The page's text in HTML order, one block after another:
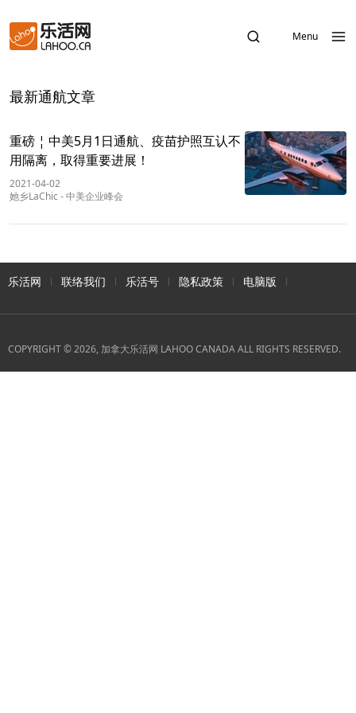
Menu
最新通航文章
重磅 ¦ 中美5月1日通航、疫苗护照互认不
用隔离，取得重要进展！
2021-04-02
她乡LaChic -中美企业峰会
乐活网 联络我们 乐活号 隐私政策 电脑版
COPYRIGHT © 2026, 加拿大乐活网 LAHOO CANADA ALL RIGHTS RESERVED.